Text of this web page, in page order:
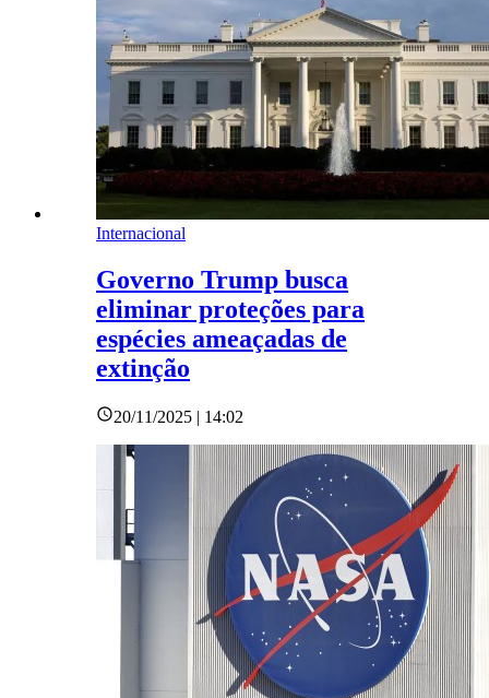
Internacional
Governo Trump busca
eliminar proteções para
espécies ameaçadas de
extinção
20/11/2025 | 14:02